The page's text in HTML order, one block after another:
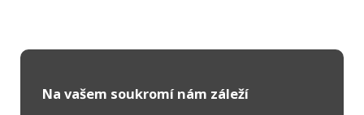
Na vašem soukromí nám záleží